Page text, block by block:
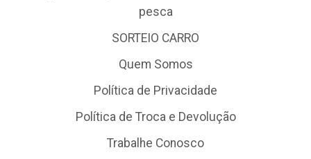
pesca
SORTEIO CARRO
Quem Somos
Política de Privacidade
Política de Troca e Devolução
Trabalhe Conosco